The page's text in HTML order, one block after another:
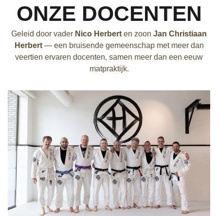
ONZE DOCENTEN
Geleid door vader Nico Herbert en zoon Jan Christiaan
Herbert— een bruisende gemeenschap met meer dan
veertien ervaren docenten, samen meer dan een eeuw
matpraktijk.